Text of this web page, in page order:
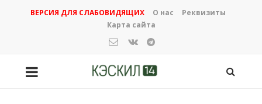
ВЕРСИЯ ДЛЯ СЛАБОВИДЯЩИХ О нас
Реквизиты
Карта сайта